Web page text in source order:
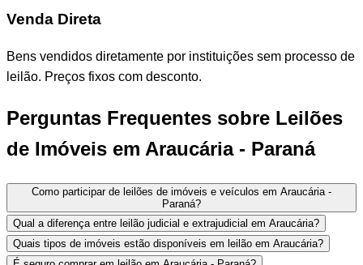
Venda Direta
Bens vendidos diretamente por instituições sem processo de
leilão. Preços fixos com desconto.
Perguntas Frequentes sobre Leilões
de Imóveis em Araucária - Paraná
Como participar de leilões de imóveis e veículos em Araucária -
Paraná?
Qual a diferença entre leilão judicial e extrajudicial em Araucária?
Quais tipos de imóveis estão disponíveis em leilão em Araucária?